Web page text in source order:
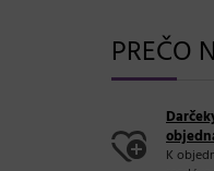
PREČO
K